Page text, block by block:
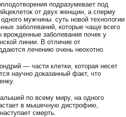
подразумевает под
от двух женщин, а сперму
мужчины. суть новой технологии
заболеваний, которые чаще всего
врожденные заболевания почек у
линии. В отличие от
лечению очень неохотно.
— части клетки, которая несет
научно доказанный факт, что
по всему миру, на одного
в мышечную дистрофию,
смерть.